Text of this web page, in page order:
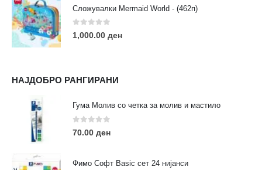
Сложувалки Mermaid World - (462п)
0 out of 5
1,000.00 ден
НАЈДОБРО РАНГИРАНИ
Гума Молив со четка за молив и мастило
0out of 5
70.00 ден
Фимо Софт Basic сет 24 нијанси
Услови за користење
Големопродажба
Кариера
За нас
Нашите локации
ПОПУЛАРНИ ТАГОВИ
eurodanvest FIMO Креативни Сетови
markers